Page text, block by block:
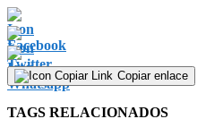
Copiar enlace
TAGS RELACIONADOS